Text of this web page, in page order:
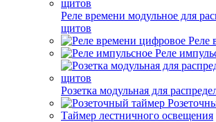
Реле времени модульное для
щитов
Реле
Реле
Розетка модульная для
Таймер лестничного освещения